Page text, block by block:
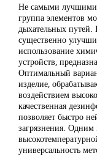
Не самыми лучшими
группа элементов
дыхательных путей.
существенно
использование
устройств,
Оптимальный
изделие,
воздействием
качественная
позволяет быстро
загрязнения.
универсальность